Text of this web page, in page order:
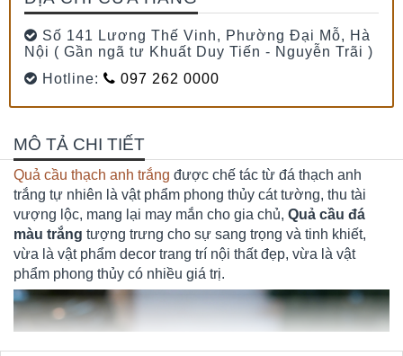
Số 141 Lương Thế Vinh, Phường Đại Mỗ, Hà
Nội ( Gần ngã tư Khuất Duy Tiến - Nguyễn Trãi )
Hotline:
097 262 0000
MÔ TẢ CHI TIẾT
Quả cầu thạch anh trắng được chế tác từ đá thạch anh
trắng tự nhiên là vật phẩm phong thủy cát tường, thu tài
vượng lộc, mang lại may mắn cho gia chủ, Quả cầu đá
màu trắng tượng trưng cho sự sang trọng và tinh khiết,
vừa là vật phẩm decor trang trí nội thất đẹp, vừa là vật
phẩm phong thủy có nhiều giá trị.